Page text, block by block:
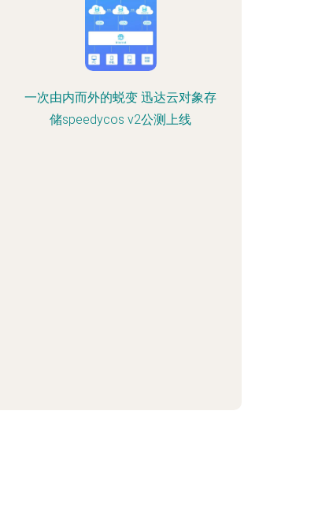
一次由内而外的蜕变 迅达云对象存
储speedycos v2公测上线